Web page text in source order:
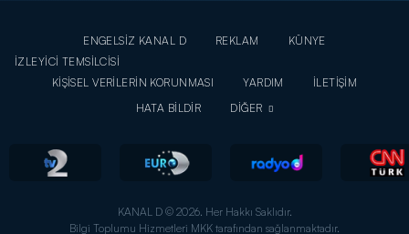
ENGELSİZ KANAL D REKLAM
KÜNYE
İZLEYİCİ TEMSİLCİSİ
KİŞİSEL VERİLERİN KORUNMASI
YARDIM
İLETİŞİM
HATA BİLDİR
DİĞER
KANAL D © 2026. Her Hakkı Saklıdır.
Bilgi Toplumu Hizmetleri MKK tarafından sağlanmaktadır.